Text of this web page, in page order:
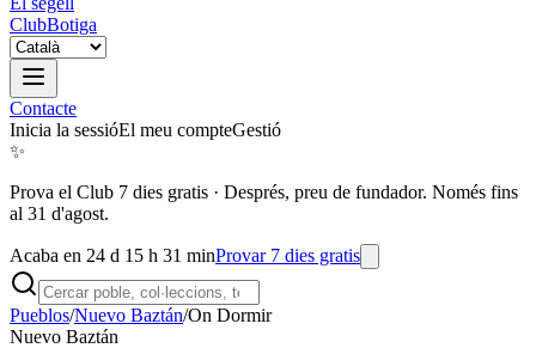
ClubBotiga
Contacte
Inicia la sessióEl meu compteGestió
✨
Prova el Club 7 dies gratis · Després, preu de fundador. Només fins
al 31 d'agost.
Acaba en 24 d 15 h 31 minProvar 7 dies gratis
Pueblos/Nuevo Baztán/On Dormir
Nuevo Baztán